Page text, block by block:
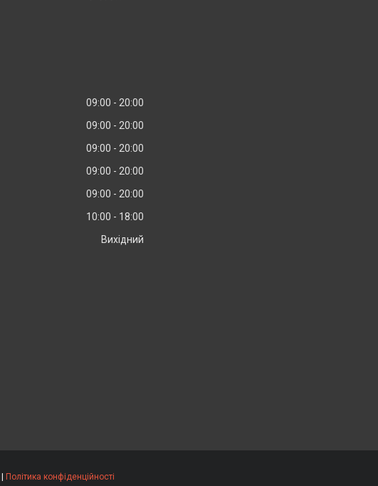
09:00
20:00
09:00
20:00
09:00
20:00
09:00
20:00
09:00
20:00
10:00
18:00
Вихідний
Політика конфіденційності